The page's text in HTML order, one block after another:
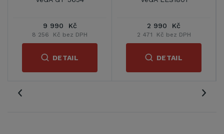
2 990 Kč
2 471 Kč bez DPH
DETAIL
19 108 Kč
15 792 Kč bez DPH
DETAIL